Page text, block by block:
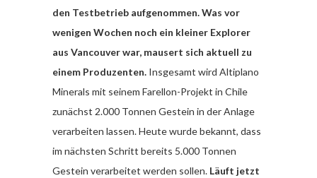
den Testbetrieb aufgenommen. Was vor
wenigen Wochen noch ein kleiner Explorer
aus Vancouver war, mausert sich aktuell zu
einem Produzenten. Insgesamt wird Altiplano
Minerals mit seinem Farellon-Projekt in Chile
zunächst 2.000 Tonnen Gestein in der Anlage
verarbeiten lassen. Heute wurde bekannt, dass
im nächsten Schritt bereits 5.000 Tonnen
Gestein verarbeitet werden sollen. Läuft jetzt